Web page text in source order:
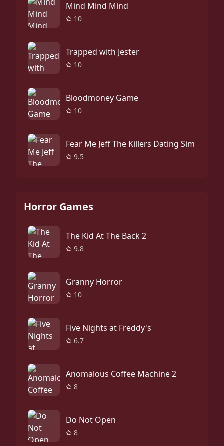
Mind Mind Mind
10
Trapped with Jester
10
Bloodmoney Game
10
Fear Me Jeff The Killers Dating Sim
9.5
Horror Games
The Kid At The Back 2
9.8
Granny Horror
10
Five Nights at Freddy's
6.7
Anomalous Coffee Machine 2
8
Do Not Open
8